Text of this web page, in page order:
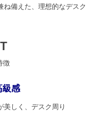
ね備えた、理想的なデスク
徴
級感
美しく、デスク周り